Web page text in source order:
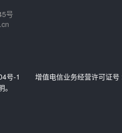
号
号-1
增值电信业务经营许可证